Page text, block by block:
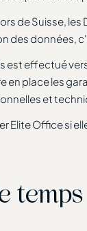
de Suisse,
des données,
est effectué
en place les
et
Elite Office si